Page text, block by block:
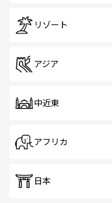
リゾート
アジア
中近東
アフリカ
日本